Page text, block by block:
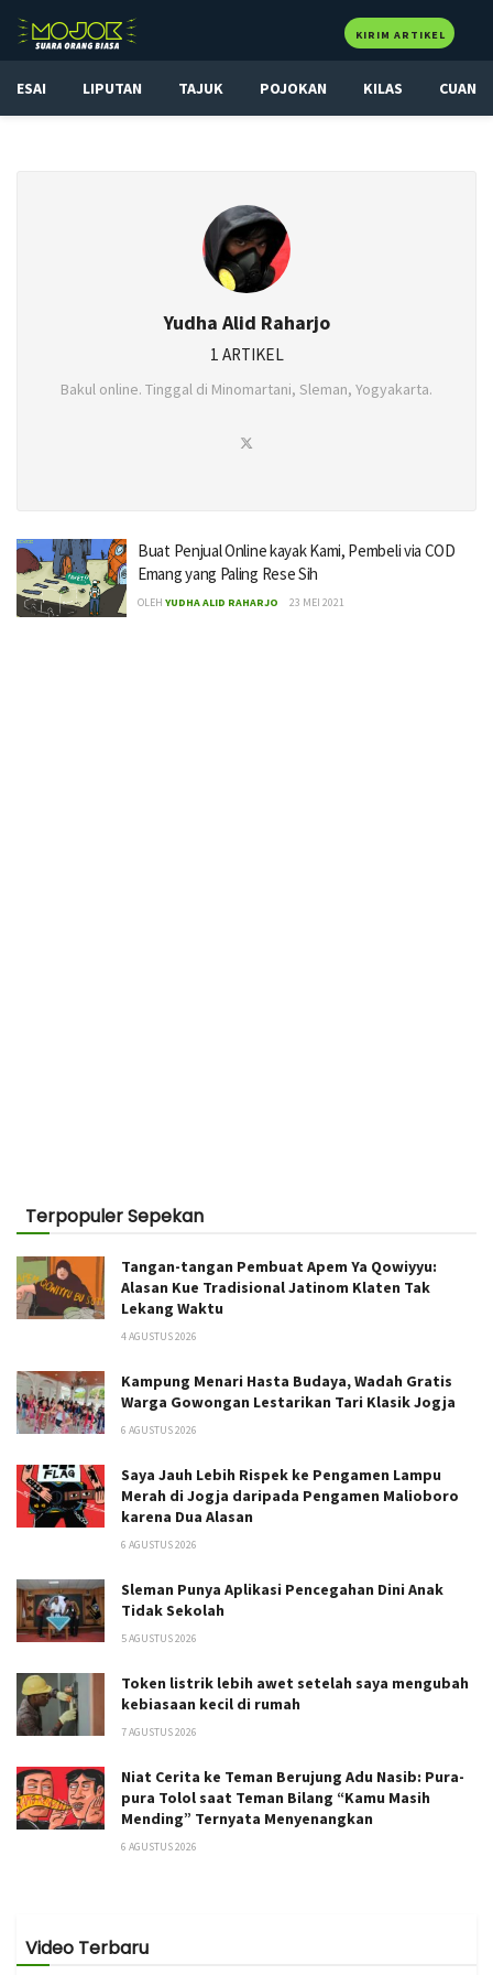
KIRIM ARTIKEL
ESAI LIPUTAN TAJUK POJOKAN KILAS CUAN
Yudha Alid Raharjo
1 ARTIKEL
Bakul online. Tinggal di Minomartani, Sleman, Yogyakarta.
Buat Penjual Online kayak Kami, Pembeli via COD
Emang yang Paling Rese Sih
OLEH YUDHA ALID RAHARJO 23 MEI 2021
Terpopuler Sepekan
Tangan-tangan Pembuat Apem Ya Qowiyyu:
Alasan Kue Tradisional Jatinom Klaten Tak
Lekang Waktu
4 AGUSTUS 2026
Kampung Menari Hasta Budaya, Wadah Gratis
Warga Gowongan Lestarikan Tari Klasik Jogja
6 AGUSTUS 2026
Saya Jauh Lebih Rispek ke Pengamen Lampu
Merah di Jogja daripada Pengamen Malioboro
karena Dua Alasan
6 AGUSTUS 2026
Sleman Punya Aplikasi Pencegahan Dini Anak
Tidak Sekolah
5 AGUSTUS 2026
Token listrik lebih awet setelah saya mengubah
kebiasaan kecil di rumah
7 AGUSTUS 2026
Niat Cerita ke Teman Berujung Adu Nasib: Pura-
pura Tolol saat Teman Bilang “Kamu Masih
Mending” Ternyata Menyenangkan
6 AGUSTUS 2026
Video Terbaru